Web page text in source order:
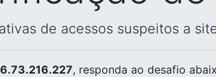
de acessos suspeitos a
, responda ao desafio